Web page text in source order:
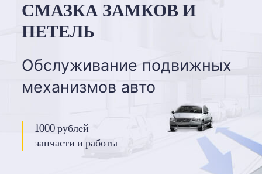
СМАЗКА ЗАМКОВ И
ПЕТЕЛЬ
Обслуживание подвижных
механизмов авто
1000 рублей
запчасти и работы